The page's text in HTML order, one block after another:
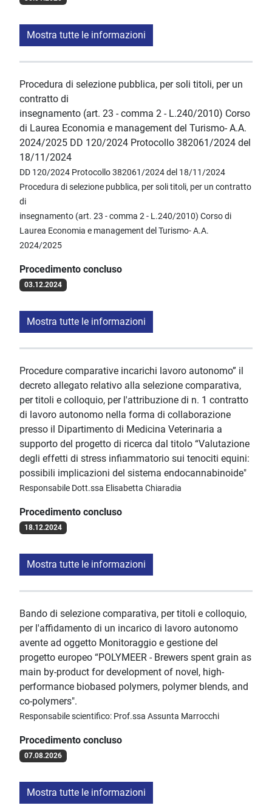
Mostra tutte le informazioni
Procedura di selezione pubblica, per soli titoli, per un
contratto di
insegnamento (art. 23 - comma 2 - L.240/2010) Corso
di Laurea Economia e management del Turismo- A.A.
2024/2025 DD 120/2024 Protocollo 382061/2024 del
18/11/2024
DD 120/2024 Protocollo 382061/2024 del 18/11/2024
Procedura di selezione pubblica, per soli titoli, per un contratto
di
insegnamento (art. 23 - comma 2 - L.240/2010) Corso di
Laurea Economia e management del Turismo- A.A.
2024/2025
Procedimento concluso
03.12.2024
Mostra tutte le informazioni
Procedure comparative incarichi lavoro autonomo” il
decreto allegato relativo alla selezione comparativa,
per titoli e colloquio, per l'attribuzione di n. 1 contratto
di lavoro autonomo nella forma di collaborazione
presso il Dipartimento di Medicina Veterinaria a
supporto del progetto di ricerca dal titolo “Valutazione
degli effetti di stress infiammatorio sui tenociti equini:
possibili implicazioni del sistema endocannabinoide"
Responsabile Dott.ssa Elisabetta Chiaradia
Procedimento concluso
18.12.2024
Mostra tutte le informazioni
Bando di selezione comparativa, per titoli e colloquio,
per l'affidamento di un incarico di lavoro autonomo
avente ad oggetto Monitoraggio e gestione del
progetto europeo “POLYMEER - Brewers spent grain as
main by-product for development of novel, high-
performance biobased polymers, polymer blends, and
co-polymers".
Responsabile scientifico: Prof.ssa Assunta Marrocchi
Procedimento concluso
07.08.2026
Mostra tutte le informazioni